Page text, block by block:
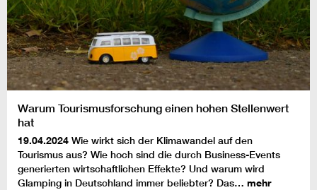
Warum Tourismusforschung einen hohen Stellenwert
hat
19.04.2024 Wie wirkt sich der Klimawandel auf den
Tourismus aus? Wie hoch sind die durch Business-Events
generierten wirtschaftlichen Effekte? Und warum wird
Glamping in Deutschland immer beliebter? Das… mehr